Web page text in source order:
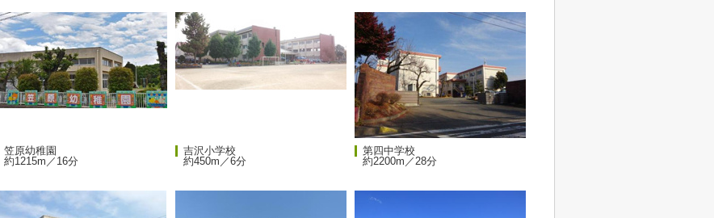
笠原幼稚園
約1215m／16分
吉沢小学校
約450m／6分
第四中学校
約2200m／28分